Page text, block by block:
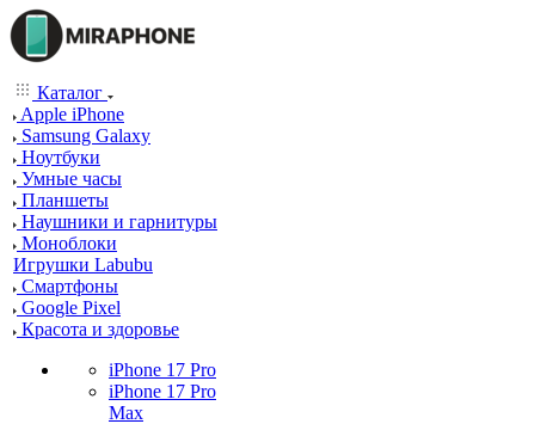
Каталог
Apple iPhone
Samsung Galaxy
Ноутбуки
Умные часы
Планшеты
Наушники и гарнитуры
Моноблоки
Игрушки Labubu
Смартфоны
Google Pixel
Красота и здоровье
iPhone 17 Pro
iPhone 17 Pro
Max